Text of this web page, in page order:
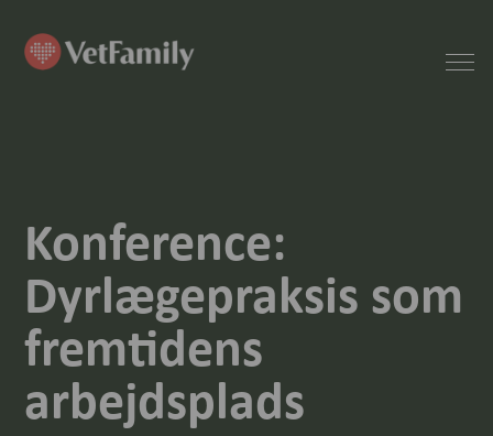
Konference:
Dyrlægepraksis som
fremtidens
arbejdsplads